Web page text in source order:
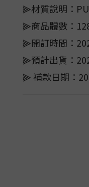
⫸材質說明：
⫸商品體數：
⫸開訂時間：
⫸預計出貨：
⫸ 補款日期：